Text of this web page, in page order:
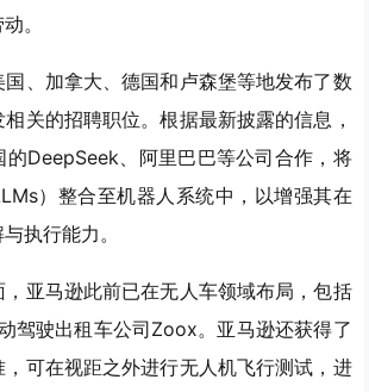
。
国、加拿大、德国和卢森堡等地发布了数
关的招聘职位。根据最新披露的信息，
的DeepSeek、阿里巴巴等公司合作，将
）整合至机器人系统中，以增强其在
执行能力。
亚马逊此前已在无人车领域布局，包括
驾驶出租车公司Zoox。亚马逊还获得了
可在视距之外进行无人机飞行测试，进